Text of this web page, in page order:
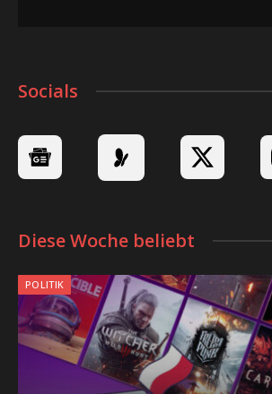
Socials
Diese Woche beliebt
POLITIK